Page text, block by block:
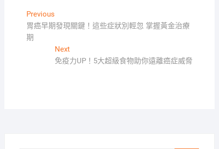
文
章
PreviousPrevious
post:
胃癌早期發現關鍵！這些症狀別輕忽 掌握黃金治療
期
NextNext
post:
免疫力UP！5大超級食物助你遠離癌症威脅